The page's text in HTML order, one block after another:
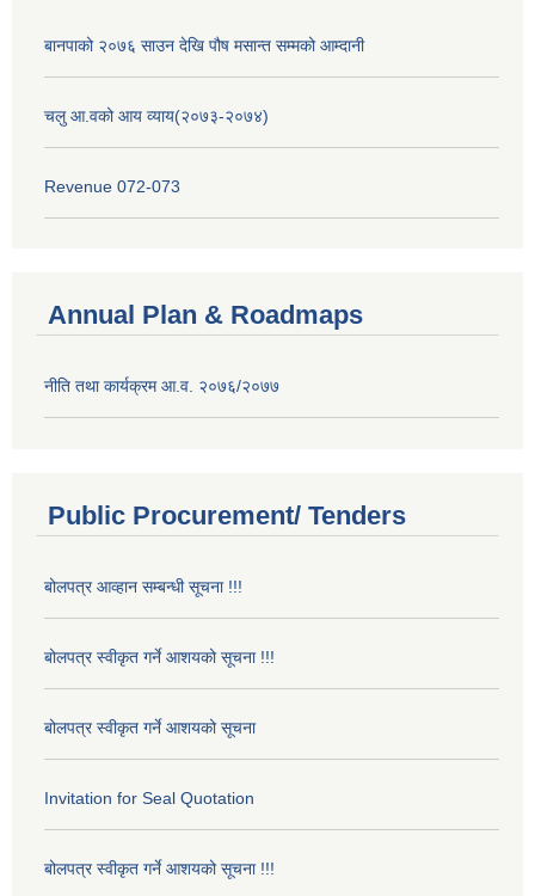
बानपाको २०७६ साउन देखि पौष मसान्त सम्मको आम्दानी
चलु आ.वको आय व्याय(२०७३-२०७४)
Revenue 072-073
Annual Plan & Roadmaps
नीति तथा कार्यक्रम आ.व. २०७६/२०७७
Public Procurement/ Tenders
बोलपत्र आव्हान सम्बन्धी सूचना !!!
बोलपत्र स्वीकृत गर्ने आशयको सूचना !!!
बोलपत्र स्वीकृत गर्ने आशयको सूचना
Invitation for Seal Quotation
बोलपत्र स्वीकृत गर्ने आशयको सूचना !!!